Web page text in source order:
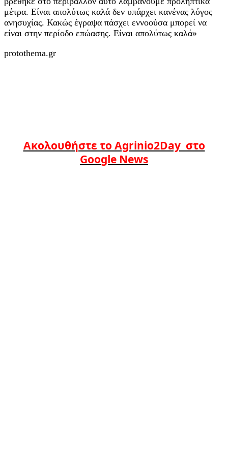
μέτρα. Είναι απολύτως καλά δεν υπάρχει κανένας λόγος
ανησυχίας. Κακώς έγραψα πάσχει εννοούσα μπορεί να
είναι στην περίοδο επώασης. Είναι απολύτως καλά»
protothema.gr
Ακολουθήστε το Agrinio2Day στο
Google News